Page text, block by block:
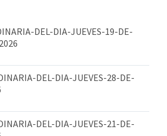
DEL-DIA-JUEVES-19-DE-
DEL-DIA-JUEVES-28-DE-
DEL-DIA-JUEVES-21-DE-